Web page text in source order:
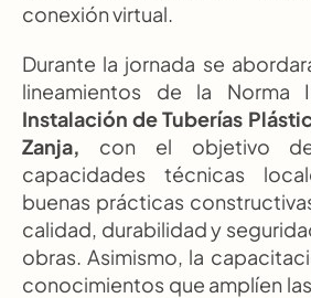
conexión virtual.
Durante la jornada se
Instalación de Tuberías
Zanja, con el objetivo
capacidades técnicas
buenas prácticas
calidad, durabilidad y
obras. Asimismo, la
conocimientos que amplíen